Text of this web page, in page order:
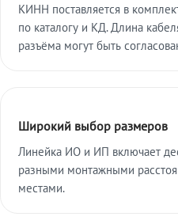
КИНН поставляется в
по каталогу и КД. Длина
разъёма могут быть
Широкий выбор размеров
Линейка ИО и ИП включает
разными монтажными
местами.